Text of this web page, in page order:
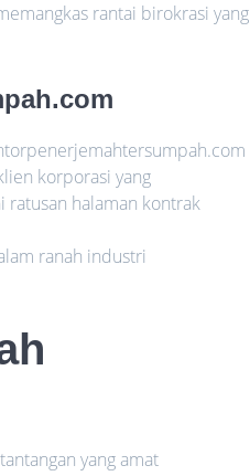
rantai birokrasi yang
korporasi yang
halaman kontrak
ranah industri
yang amat